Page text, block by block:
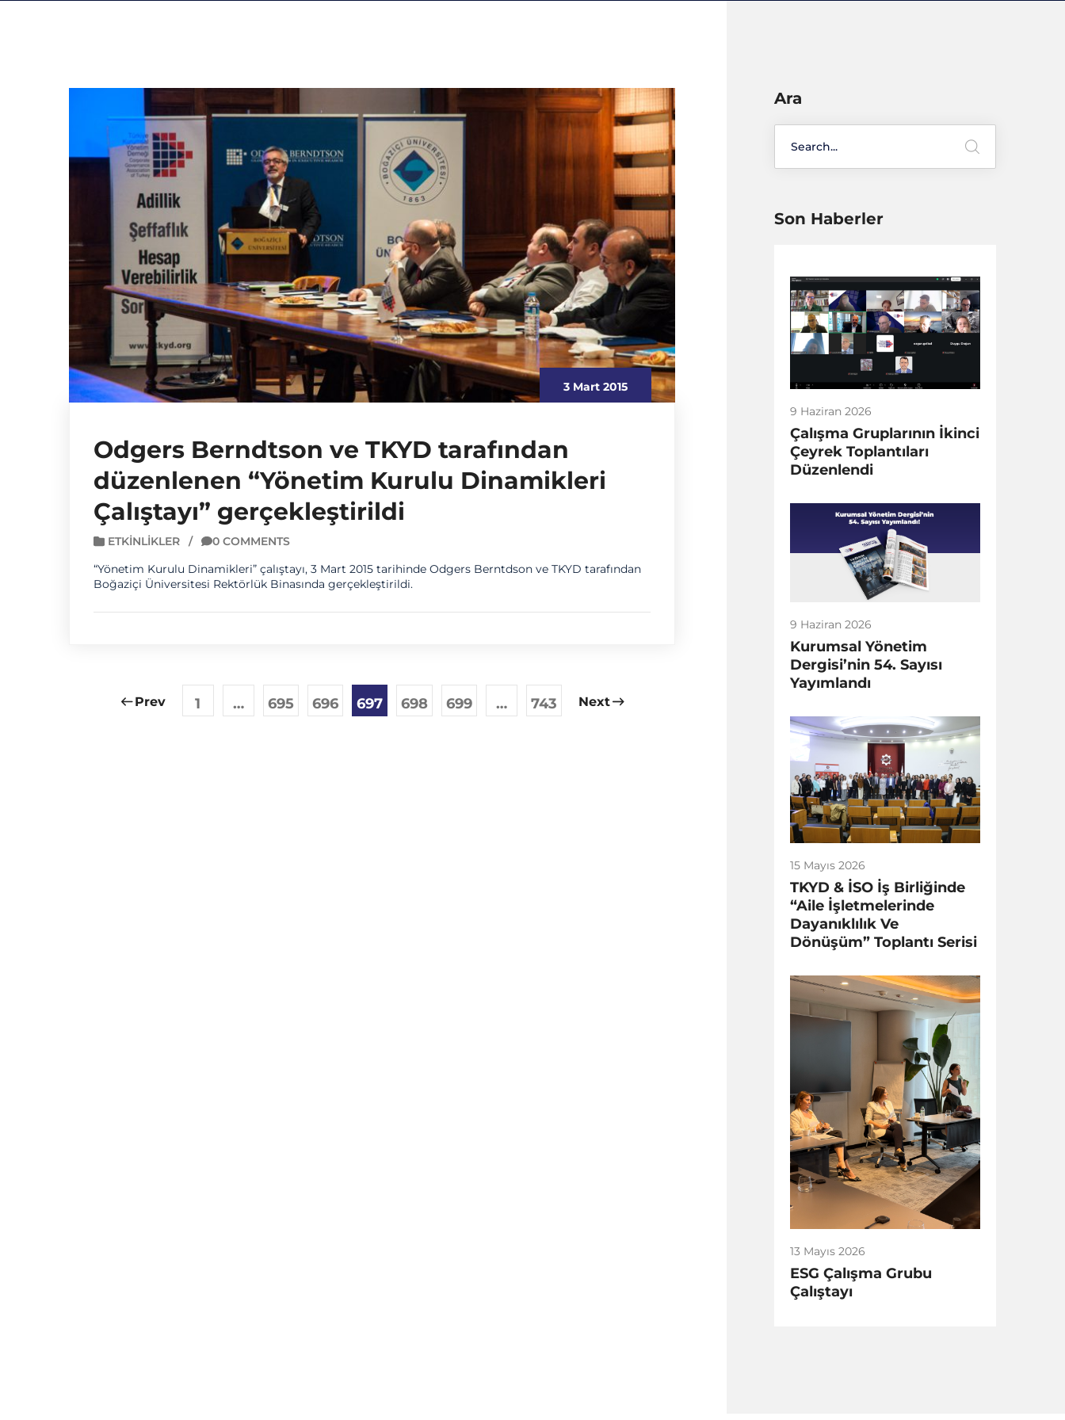
3 Mart 2015
Odgers Berndtson ve TKYD tarafından
düzenlenen “Yönetim Kurulu Dinamikleri
Çalıştayı” gerçekleştirildi
ETKINLIKLER /
0 COMMENTS
“Yönetim Kurulu Dinamikleri” çalıştayı, 3 Mart 2015 tarihinde Odgers Berntdson ve TKYD tarafından
Boğaziçi Üniversitesi Rektörlük Binasında gerçekleştirildi.
Prev 1 … 695 696 697 698 699 … 743 Next
Ara
Son Haberler
9 Haziran 2026
Çalışma Gruplarının İkinci
Çeyrek Toplantıları
Düzenlendi
9 Haziran 2026
Kurumsal Yönetim
Dergisi’nin 54. Sayısı
Yayımlandı
15 Mayıs 2026
TKYD & İSO İş Birliğinde
“Aile İşletmelerinde
Dayanıklılık Ve
Dönüşüm” Toplantı Serisi
13 Mayıs 2026
ESG Çalışma Grubu
Çalıştayı